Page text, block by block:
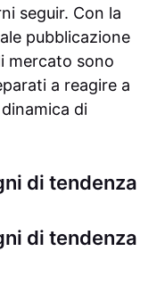
seguir. Con la
pubblicazione
mercato sono
a reagire a
di
di tendenza
di tendenza